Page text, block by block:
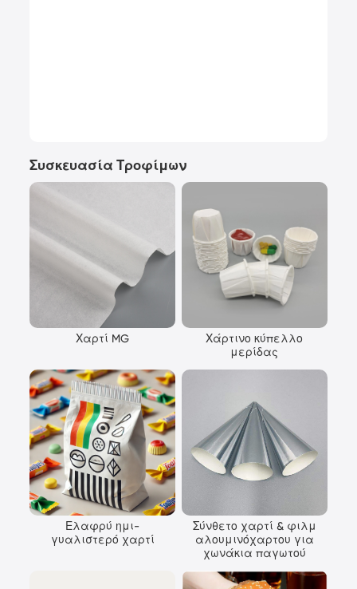
Συσκευασία Τροφίμων
Χαρτί MG
Χάρτινο κύπελλο
μερίδας
Ελαφρύ ημι-
γυαλιστερό χαρτί
Σύνθετο χαρτί & φιλμ
αλουμινόχαρτου για
χωνάκια παγωτού